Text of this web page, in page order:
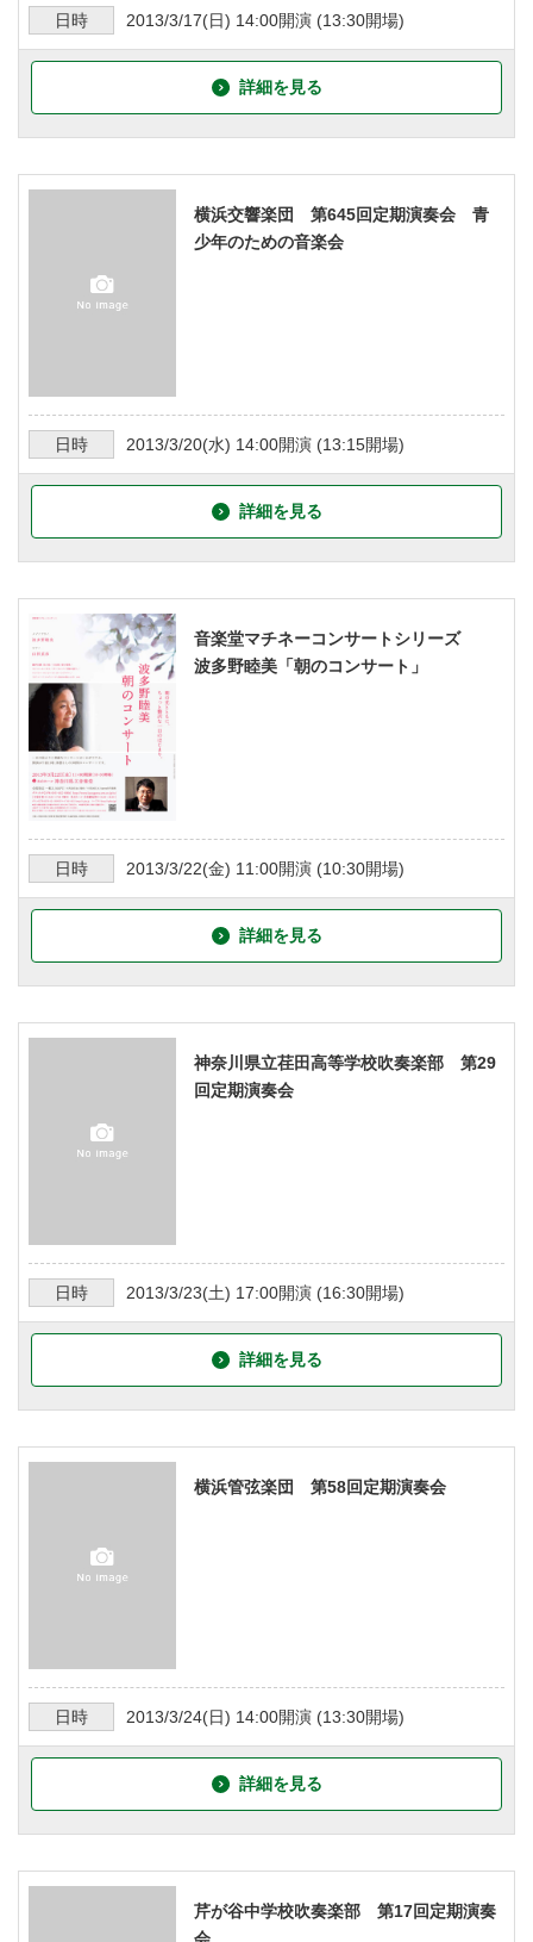
日時 2013/3/17(日) 14:00開演 (13:30開場)
詳細を見る
横浜交響楽団 第645回定期演奏会 青
少年のための音楽会
日時 2013/3/20(水) 14:00開演 (13:15開場)
詳細を見る
音楽堂マチネーコンサートシリーズ
波多野睦美「朝のコンサート」
日時 2013/3/22(金) 11:00開演 (10:30開場)
詳細を見る
神奈川県立荏田高等学校吹奏楽部 第29
回定期演奏会
日時 2013/3/23(土) 17:00開演 (16:30開場)
詳細を見る
横浜管弦楽団 第58回定期演奏会
日時 2013/3/24(日) 14:00開演 (13:30開場)
詳細を見る
芹が谷中学校吹奏楽部 第17回定期演奏
会